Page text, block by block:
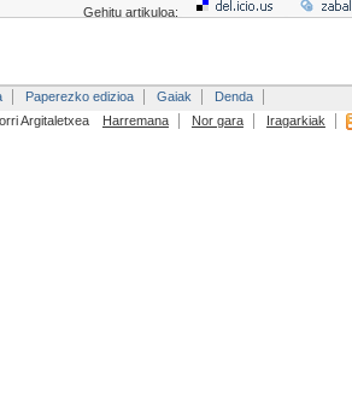
Gehitu artikuloa:
Paperezko edizioa Gaiak
Denda
Argitaletxea
Harremana Nor gara Iragarkiak